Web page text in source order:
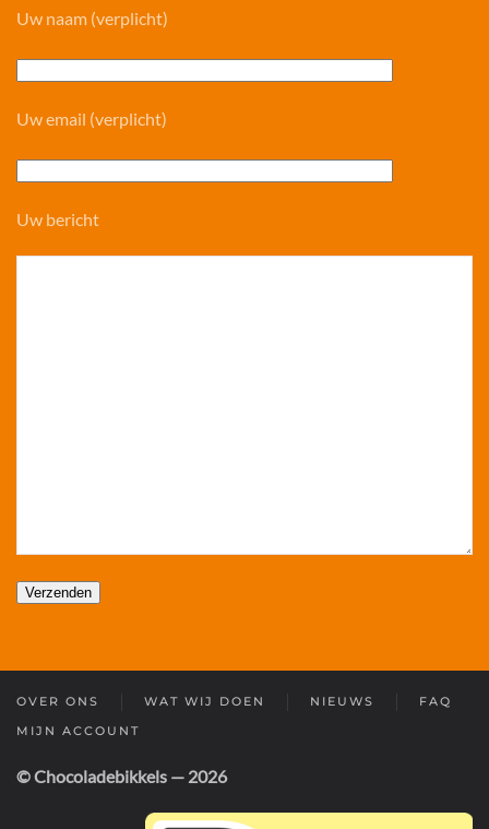
Uw naam (verplicht)
Uw email (verplicht)
Uw bericht
OVER ONS WAT WIJ DOEN NIEUWS
FAQ
MIJN ACCOUNT
© Chocoladebikkels — 2026